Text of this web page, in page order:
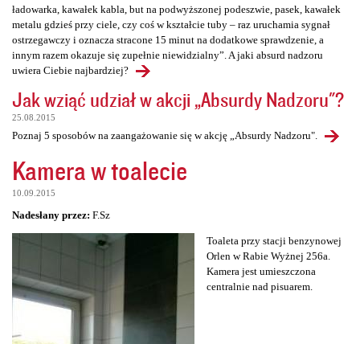
ładowarka, kawałek kabla, but na podwyższonej podeszwie, pasek, kawałek
metalu gdzieś przy ciele, czy coś w kształcie tuby – raz uruchamia sygnał
ostrzegawczy i oznacza stracone 15 minut na dodatkowe sprawdzenie, a
innym razem okazuje się zupełnie niewidzialny”. A jaki absurd nadzoru
uwiera Ciebie najbardziej?
Jak wziąć udział w akcji „Absurdy Nadzoru"?
25.08.2015
Poznaj 5 sposobów na zaangażowanie się w akcję „Absurdy Nadzoru".
Kamera w toalecie
10.09.2015
Nadesłany przez: F.Sz
Toaleta przy stacji benzynowej
Orlen w Rabie Wyżnej 256a.
Kamera jest umieszczona
centralnie nad pisuarem.